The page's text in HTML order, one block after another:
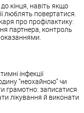
кінця, навіть якщо
люблять повертатися.
про профілактику:
партнера, контроль
інфекції
“неохайною” чи
грамотно: записатися
лікування й виконати